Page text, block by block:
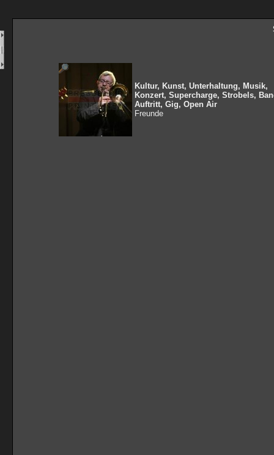
Kultur, Kunst, Unterhaltung, Musik,
Konzert, Supercharge, Strobels,
Auftritt, Gig, Open Air
Freunde